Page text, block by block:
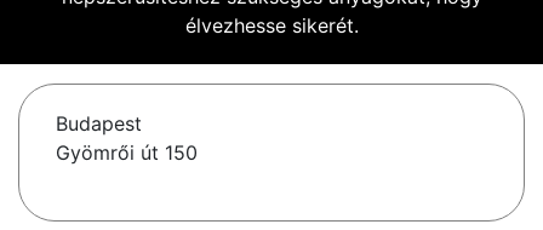
élvezhesse sikerét.
Budapest
Gyömrői út 150